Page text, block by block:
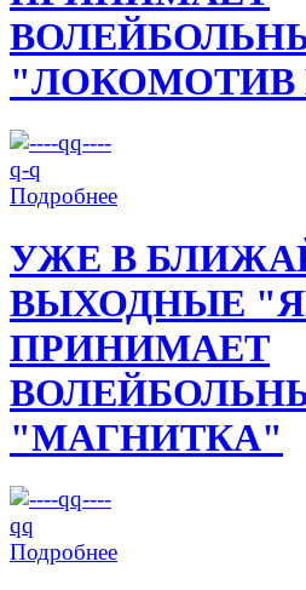
"ЛОКОМОТИВ
Подробнее
УЖЕ В
ВЫХОДНЫЕ
ПРИНИМАЕТ
"МАГНИТКА"
Подробнее